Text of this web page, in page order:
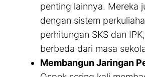
penting lainnya. Mereka
dengan sistem
perhitungan SKS dan
berbeda dari masa
Membangun Jaringan